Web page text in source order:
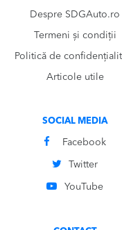
Despre SDGAuto.ro
Termeni și condiții
Politică de
Articole utile
SOCIAL MEDIA
Facebook
Twitter
YouTube